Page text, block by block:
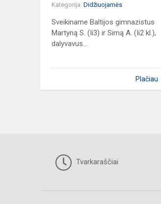
Kategorija: Didžiuojamės
Sveikiname Baltijos gimnazistus
Martyną S. (Ii3) ir Simą A. (Ii2 kl.),
dalyvavus...
Plačiau
Tvarkaraščiai